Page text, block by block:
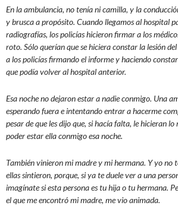
En la ambulancia, no tenía ni camilla, y la
y brusca a propósito. Cuando llegamos al hospital
radiografías, los policías hicieron firmar a los
roto. Sólo querían que se hiciera constar la lesión
a los policías firmando el informe y haciendo
que podía volver al hospital anterior.
Esa noche no dejaron estar a nadie conmigo. Una
esperando fuera e intentando entrar a hacerme
pesar de que les dijo que, si hacía falta, le hicieran
poder estar ella conmigo esa noche.
También vinieron mi madre y mi hermana. Y yo no
ellas sintieron, porque, si ya te duele ver a una
imagínate si esta persona es tu hija o tu hermana.
el que me encontró mi madre, me vio animada.